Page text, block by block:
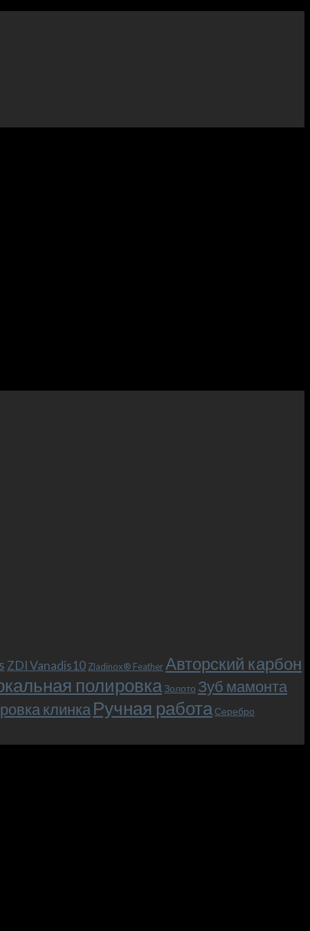
ZDI Vanadis10 Zladinox® FeatherАвторский карбон
полировка Золото Зуб мамонта
клинкаРучная работа Серебро